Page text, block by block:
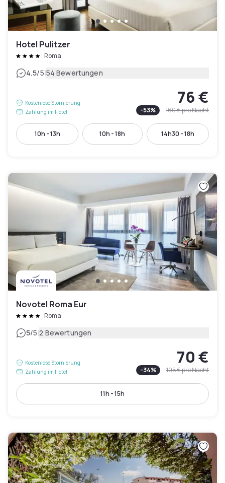
Hotel Pulitzer
Roma
4.5/5|54 Bewertungen
Kostenlose Stornierung
Zahlung im Hotel
76 €
-53% 160 €pro Nacht
10h - 13h 10h - 18h 14h30 - 18h
Novotel Roma Eur
Roma
5/5|2 Bewertungen
Kostenlose Stornierung
Zahlung im Hotel
70 €
-34% 105 €pro Nacht
11h - 15h